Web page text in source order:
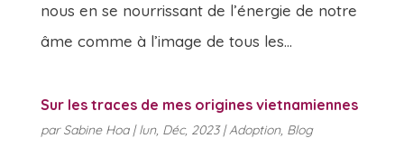
nous en se nourrissant de l’énergie de notre
âme comme à l’image de tous les...
Sur les traces de mes origines vietnamiennes
parSabine Hoa|lun, Déc, 2023|Adoption, Blog